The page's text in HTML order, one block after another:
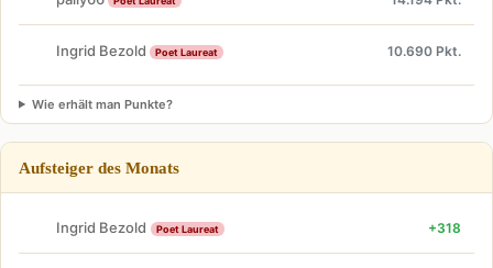
Ingrid Bezold Poet Laureat 10.690 Pkt.
Wie erhält man Punkte?
Aufsteiger des Monats
Ingrid Bezold Poet Laureat +318